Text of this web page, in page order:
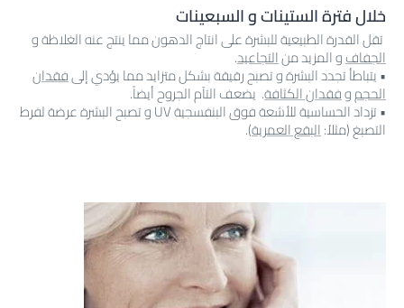
خلال فترة الستينات و السبعينات
تقل القدرة الطبيعية للبشرة على انتاج الدهون مما ينتج عنه الغلاظة و
الجفافو المزيد منالتجاعيد.
• يتباطأ تجدد البشرة و تصبح رقيقة بشكل متزايد مما يؤدي إلىفقدان
الحجموفقدان الكثافة. يضعف التآم الجروح أيضاً.
• تزداد الحساسية للأشعة فوق البنفسجية UV و تصبح البشرة عرضة لفرط
التصبغ (مثلاُ:البقع العمرية).